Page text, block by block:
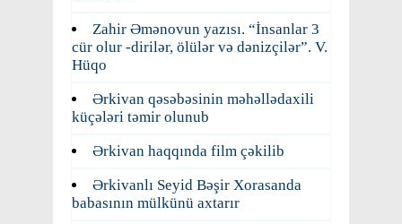
Zahir Əmənovun yazısı. “İnsanlar 3
cür olur -dirilər, ölülər və dənizçilər”. V.
Hüqo
Ərkivan qəsəbəsinin məhəllədaxili
küçələri təmir olunub
Ərkivan haqqında film çəkilib
Ərkivanlı Seyid Bəşir Xorasanda
babasının mülkünü axtarır